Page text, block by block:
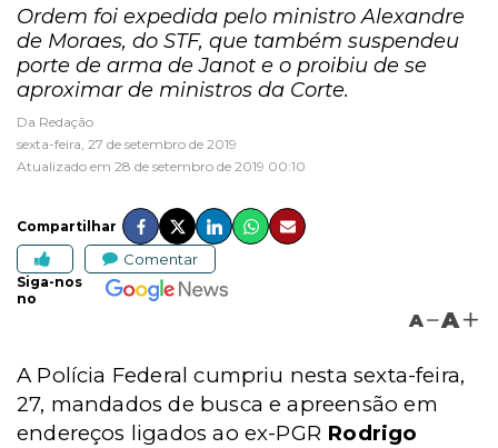
Ordem foi expedida pelo ministro Alexandre
de Moraes, do STF, que também suspendeu
porte de arma de Janot e o proibiu de se
aproximar de ministros da Corte.
Da Redação
sexta-feira, 27 de setembro de 2019
Atualizado em 28 de setembro de 2019 00:10
Compartilhar
Comentar
Siga-nos
no
A A
A Polícia Federal cumpriu nesta sexta-feira,
27, mandados de busca e apreensão em
endereços ligados ao ex-PGR Rodrigo